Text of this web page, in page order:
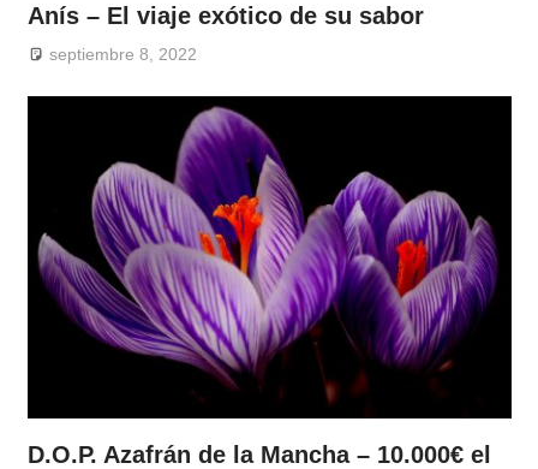
Anís – El viaje exótico de su sabor
septiembre 8, 2022
D.O.P. Azafrán de la Mancha – 10.000€ el